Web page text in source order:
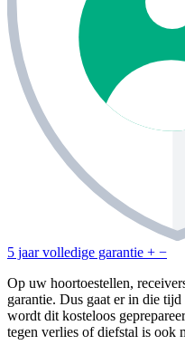
5 jaar volledige garantie + −
Op uw hoortoestellen,
garantie. Dus gaat er in die
wordt dit kosteloos
tegen verlies of diefstal is ook